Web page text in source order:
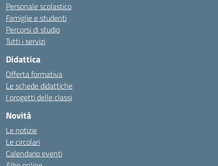
Personale scolastico
Famiglie e studenti
Percorsi di studio
Tutti i servizi
Didattica
Offerta formativa
Le schede didattiche
I progetti delle classi
Novità
Le notizie
Le circolari
Calendario eventi